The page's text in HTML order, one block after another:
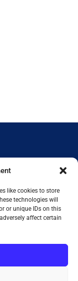
like cookies to store
technologies will
or unique IDs on this
affect certain